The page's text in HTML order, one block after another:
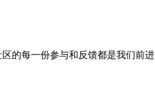
的每一份参与和反馈都是我们前